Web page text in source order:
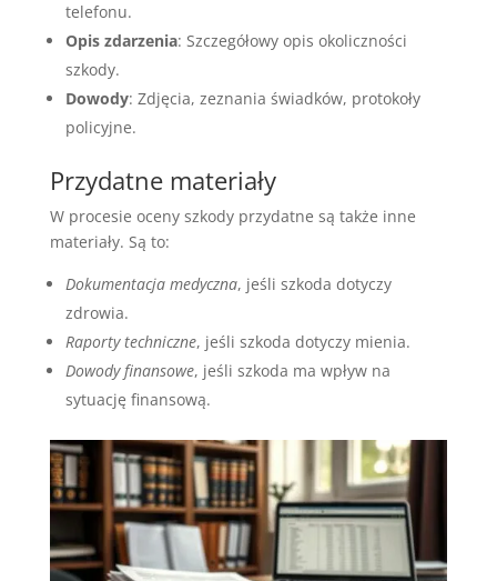
telefonu.
Opis zdarzenia: Szczegółowy opis okoliczności
szkody.
Dowody: Zdjęcia, zeznania świadków, protokoły
policyjne.
Przydatne materiały
W procesie oceny szkody przydatne są także inne
materiały. Są to:
Dokumentacja medyczna, jeśli szkoda dotyczy
zdrowia.
Raporty techniczne, jeśli szkoda dotyczy mienia.
Dowody finansowe, jeśli szkoda ma wpływ na
sytuację finansową.